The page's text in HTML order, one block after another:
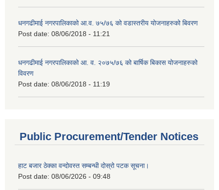
धनगढीमाई नगरपालिकाको आ.व. ७५/७६ को वडास्तरीय योजनाहरुको बिवरण
Post date: 08/06/2018 - 11:21
धनगढीमाई नगरपालिकाको आ. व. २०७५/७६ को बार्षिक बिकास योजनाहरुको
विवरण
Post date: 08/06/2018 - 11:19
Public Procurement/Tender Notices
हाट बजार ठेक्का वन्दोवस्त सम्बन्धी दोस्रो पटक सूचना।
Post date: 08/06/2026 - 09:48